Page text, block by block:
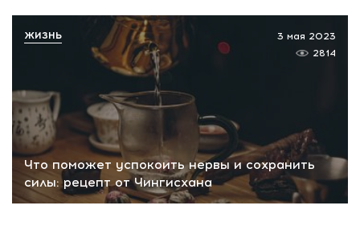
Что поможет успокоить нервы и сохранить
силы: рецепт от Чингисхана
3 мая 2023
2814
ЖИЗНЬ